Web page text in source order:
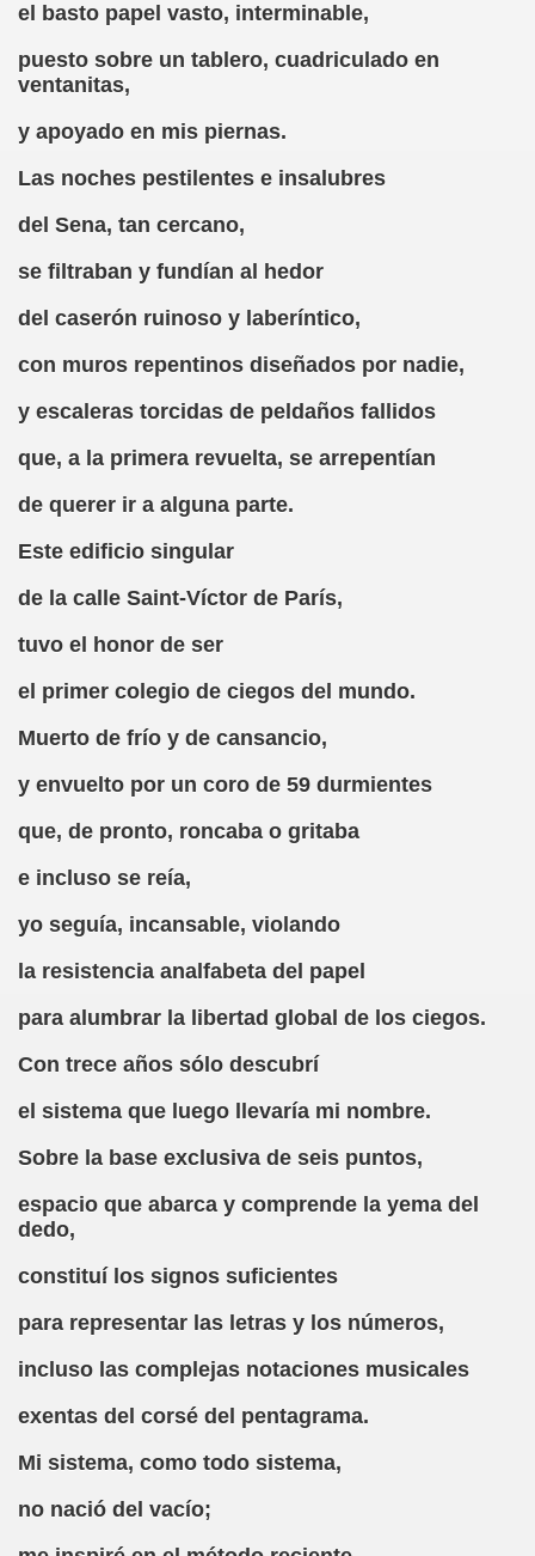
el basto papel vasto, interminable,
puesto sobre un tablero, cuadriculado en
ventanitas,
y apoyado en mis piernas.
Las noches pestilentes e insalubres
del Sena, tan cercano,
se filtraban y fundían al hedor
del caserón ruinoso y laberíntico,
con muros repentinos diseñados por nadie,
y escaleras torcidas de peldaños fallidos
que, a la primera revuelta, se arrepentían
de querer ir a alguna parte.
Este edificio singular
de la calle Saint-Víctor de París,
tuvo el honor de ser
el primer colegio de ciegos del mundo.
Muerto de frío y de cansancio,
y envuelto por un coro de 59 durmientes
que, de pronto, roncaba o gritaba
e incluso se reía,
yo seguía, incansable, violando
la resistencia analfabeta del papel
para alumbrar la libertad global de los ciegos.
Con trece años sólo descubrí
el sistema que luego llevaría mi nombre.
Sobre la base exclusiva de seis puntos,
espacio que abarca y comprende la yema del
dedo,
constituí los signos suficientes
para representar las letras y los números,
incluso las complejas notaciones musicales
exentas del corsé del pentagrama.
Mi sistema, como todo sistema,
no nació del vacío;
la Luz (Brígida Rivas Ordóñez)
Jesús Sánchez Oliva)
a Louis Braille (Alberto Gil)
Rosell Vera)
de los Niños Invidentes hasta la Puesta en Marcha de
de Pasado, de Presente y de Futuro (Equipos del
(Pedro Zurita)
(Pedro Zurita)
(Pedro Zurita)
(M. R. Olson)
Fellenius)
Figueroa)
y perspectivas (Enrique Elissalde)
Jesús Cañamares)
de Santiago (Angelines sánchez Herrero)
González Otero)
Disminución Visual Grave (Pedro Zurita)
gonzález Otero)
e Italiano (Pedro Zurita)
ONCE de Pontevedra (Blas Vázquez Rodríguez)